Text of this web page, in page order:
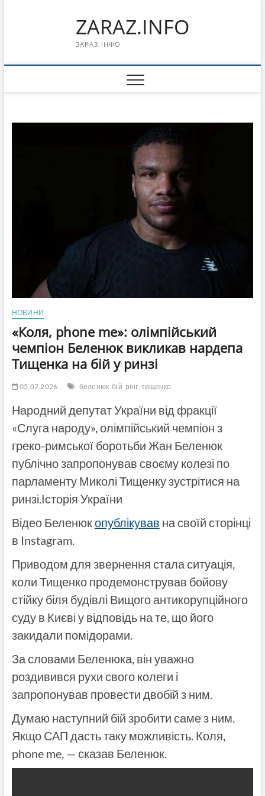
ZARAZ.INFO
ЗАРАЗ.ІНФО
НОВИНИ
«Коля, phone me»: олімпійський
чемпіон Беленюк викликав нардепа
Тищенка на бій у ринзі
05.07.2026 беленюк бій рінг тищенко
Народний депутат України від фракції
«Слуга народу», олімпійський чемпіон з
греко-римської боротьби Жан Беленюк
публічно запропонував своєму колезі по
парламенту Миколі Тищенку зустрітися на
ринзі.Історія України
Відео Беленюкопублікував на своїй сторінці
в Instagram.
Приводом для звернення стала ситуація,
коли Тищенко продемонстрував бойову
стійку біля будівлі Вищого антикорупційного
суду в Києві у відповідь на те, що його
закидали помідорами.
За словами Беленюка, він уважно
роздивився рухи свого колеги і
запропонував провести двобій з ним.
Думаю наступний бій зробити саме з ним.
Якщо САП дасть таку можливість. Коля,
phone me, — сказав Беленюк.